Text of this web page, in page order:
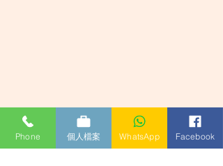
Phone 個人檔案 WhatsApp Facebook